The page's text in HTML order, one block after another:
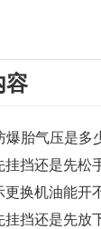
容
爆胎气压是多
挂挡还是先松
更换机油能开
挂挡还是先放